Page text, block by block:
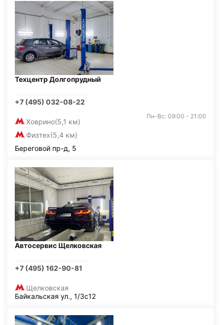
Техцентр Долгопрудный
+7 (495) 032-08-22
Ховрино(5,1 км)
Физтех(5,4 км)
Пн-Вс: 09:00 - 21:00
Береговой пр-д, 5
Автосервис Щелковская
+7 (495) 162-90-81
Щелковская
Байкальская ул., 1/3с12